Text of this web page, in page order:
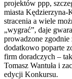
projektów ppp,
miasta Kędzierzyna-
stracenia a wiele
„wygrać”, daje
prowadzone
dodatkowo poparte
firm doradczych –
Tomasz Wantuła i
edycji Konkursu.